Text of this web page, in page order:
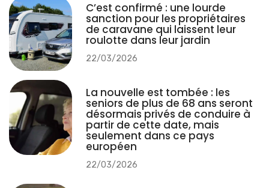
C’est confirmé : une lourde
sanction pour les propriétaires
de caravane qui laissent leur
roulotte dans leur jardin
22/03/2026
La nouvelle est tombée : les
seniors de plus de 68 ans seront
désormais privés de conduire à
partir de cette date, mais
seulement dans ce pays
européen
22/03/2026